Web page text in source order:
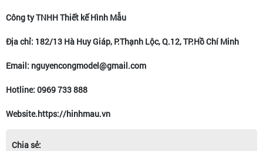
Công ty TNHH Thiết kế Hình Mẫu
Địa chỉ: 182/13 Hà Huy Giáp, P.Thạnh Lộc, Q.12, TP.Hồ Chí Minh
Email: nguyencongmodel@gmail.com
Hotline: 0969 733 888
Website.https://hinhmau.vn
Chia sẻ: